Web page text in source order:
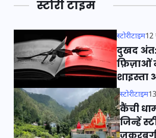
स्टोरी टाइम
स्टोरीटाइम12
दुखद
फ़िज़ाओं
शाइस्ता
स्टोरीटाइम
कैंची
जिन्हें